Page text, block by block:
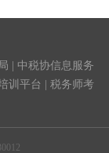
中税协信息服务
训平台
税务师考